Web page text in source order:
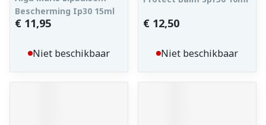
Bescherming Ip30 15ml
€ 11,95
Niet beschikbaar
€ 12,50
Niet beschikbaar